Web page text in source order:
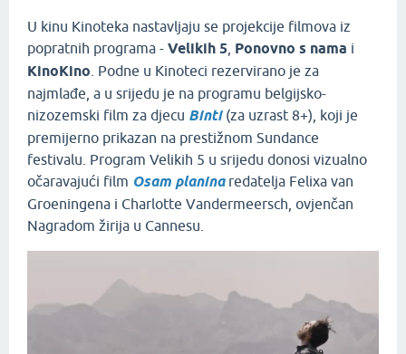
U kinu Kinoteka nastavljaju se projekcije filmova iz
popratnih programa - Velikih 5 Ponovno s nama i
KinoKino . Podne u Kinoteci rezervirano je za
najmlađe, a u srijedu je na programu belgijsko-
nizozemski film za djecu Binti (za uzrast 8+), koji je
premijerno prikazan na prestižnom Sundance
festivalu. Program Velikih 5 u srijedu donosi vizualno
očaravajući film Osam planinaredatelja Felixa van
Groeningena i Charlotte Vandermeersch, ovjenčan
Nagradom žirija u Cannesu.